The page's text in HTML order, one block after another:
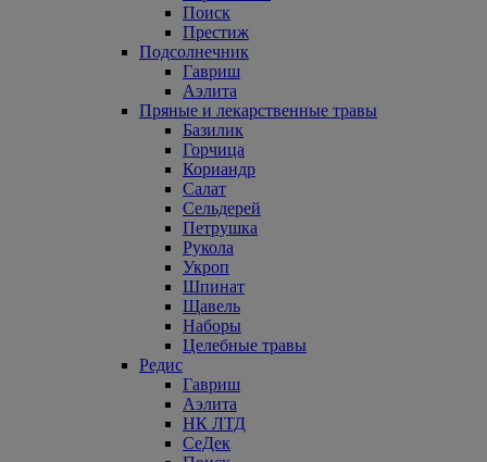
Поиск
Престиж
Подсолнечник
Гавриш
Аэлита
Пряные и лекарственные травы
Базилик
Горчица
Кориандр
Салат
Сельдерей
Петрушка
Рукола
Укроп
Шпинат
Щавель
Наборы
Целебные травы
Редис
Гавриш
Аэлита
НК ЛТД
СеДек